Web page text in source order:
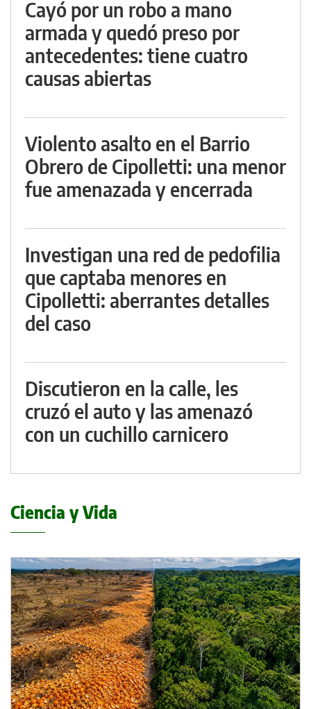
Cayó por un robo a mano
armada y quedó preso por
antecedentes: tiene cuatro
causas abiertas
Violento asalto en el Barrio
Obrero de Cipolletti: una menor
fue amenazada y encerrada
Investigan una red de pedofilia
que captaba menores en
Cipolletti: aberrantes detalles
del caso
Discutieron en la calle, les
cruzó el auto y las amenazó
con un cuchillo carnicero
Ciencia y Vida